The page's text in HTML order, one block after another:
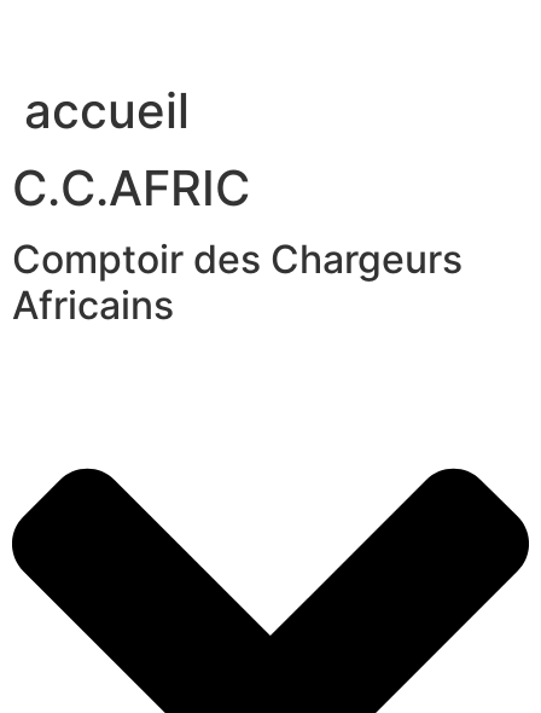
accueil
C.C.AFRIC
Comptoir des Chargeurs
Africains